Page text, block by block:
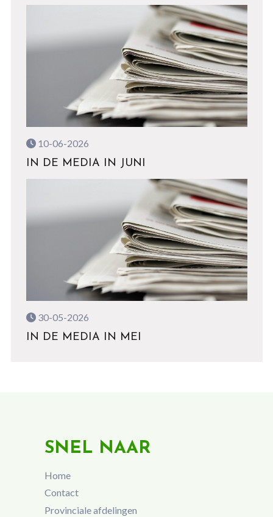
10-06-2026
IN DE MEDIA IN JUNI
30-05-2026
IN DE MEDIA IN MEI
SNEL NAAR
Home
Contact
Provinciale afdelingen